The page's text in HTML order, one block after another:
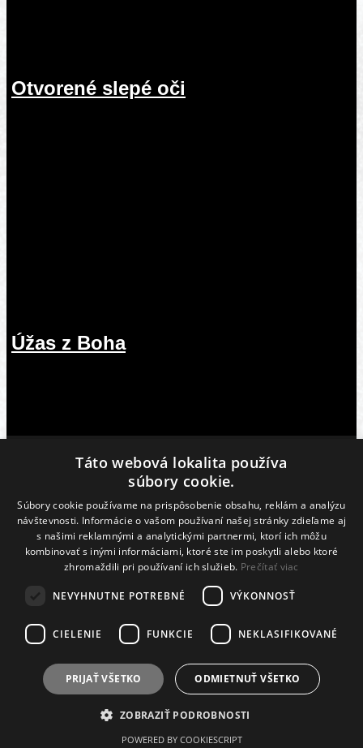
Otvorené slepé oči
Úžas z Boha
MÔŽEŠ NÁS PODPORIŤ
IBAN SK87 1100 0000 0026 2876 8778
© KC Oheň. Všetky práva vyhradené.
Facebook Instagram Youtube
Táto webová lokalita používa
súbory cookie.
Súbory cookie používame na prispôsobenie obsahu, reklám a analýzu
návštevnosti. Informácie o vašom používaní našej stránky zdieľame aj
s našimi reklamnými a analytickými partnermi, ktorí ich môžu
kombinovať s inými informáciami, ktoré ste im poskytli alebo ktoré
zhromaždili pri používaní ich služieb. Prečítať viac
NEVYHNUTNE POTREBNÉ VÝKONNOSŤ
CIELENIE FUNKCIE NEKLASIFIKOVANÉ
PRIJAŤ VŠETKO ODMIETNUŤ VŠETKO
ZOBRAZIŤ PODROBNOSTI
POWERED BY COOKIESCRIPT